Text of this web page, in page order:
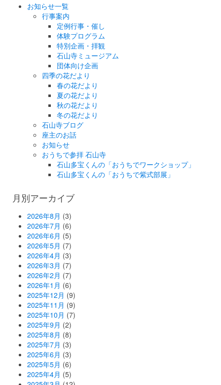
お知らせ一覧
行事案内
定例行事・催し
体験プログラム
特別企画・拝観
石山寺ミュージアム
団体向け企画
四季の花だより
春の花だより
夏の花だより
秋の花だより
冬の花だより
石山寺ブログ
座主のお話
お知らせ
おうちで参拝 石山寺
石山多宝くんの「おうちでワークショップ」
石山多宝くんの「おうちで紫式部展」
月別アーカイブ
2026年8月 (3)
2026年7月 (6)
2026年6月 (5)
2026年5月 (7)
2026年4月 (3)
2026年3月 (7)
2026年2月 (7)
2026年1月 (6)
2025年12月 (9)
2025年11月 (9)
2025年10月 (7)
2025年9月 (2)
2025年8月 (8)
2025年7月 (3)
2025年6月 (3)
2025年5月 (6)
2025年4月 (5)